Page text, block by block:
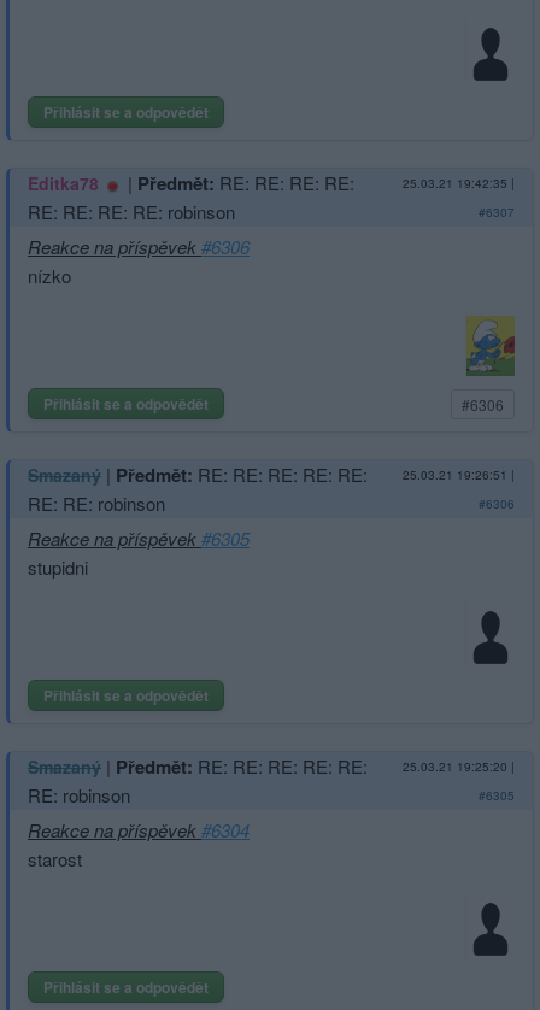
Přihlásit se a odpovědět
Editka78 | Předmět: RE: RE: RE: RE:
RE: RE: RE: RE: robinson
25.03.21 19:42:35 |
#6307
Reakce na příspěvek#6306
nízko
Přihlásit se a odpovědět #6306
Smazaný | Předmět: RE: RE: RE: RE: RE:
RE: RE: robinson
25.03.21 19:26:51 |
#6306
Reakce na příspěvek#6305
stupidni
Přihlásit se a odpovědět
Smazaný | Předmět: RE: RE: RE: RE: RE:
RE: robinson
25.03.21 19:25:20 |
#6305
Reakce na příspěvek#6304
starost
Přihlásit se a odpovědět